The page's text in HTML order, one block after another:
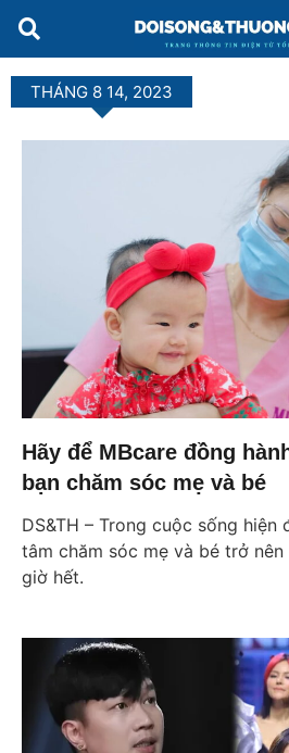
THÁNG 8 14, 2023
Hãy để MBcare đồng
bạn chăm sóc mẹ và bé
DS&TH – Trong cuộc sống hiện
tâm chăm sóc mẹ và bé trở
giờ hết.